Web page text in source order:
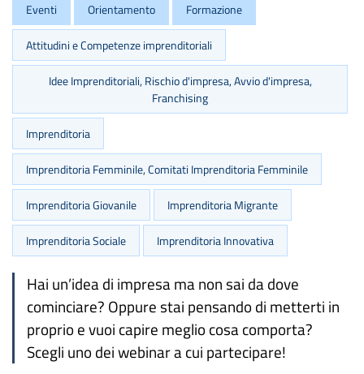
Eventi Orientamento Formazione
Attitudini e Competenze imprenditoriali
Idee Imprenditoriali, Rischio d'impresa, Avvio d'impresa,
Franchising
Imprenditoria
Imprenditoria Femminile, Comitati Imprenditoria Femminile
Imprenditoria Giovanile Imprenditoria Migrante
Imprenditoria Sociale Imprenditoria Innovativa
Hai un’idea di impresa ma non sai da dove
cominciare? Oppure stai pensando di metterti in
proprio e vuoi capire meglio cosa comporta?
Scegli uno dei webinar a cui partecipare!